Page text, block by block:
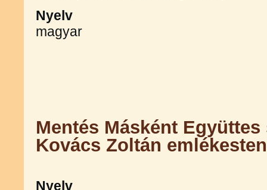
Nyelv
magyar
Mentés Másként Együttes
Kovács Zoltán emlékesten
Nyelv